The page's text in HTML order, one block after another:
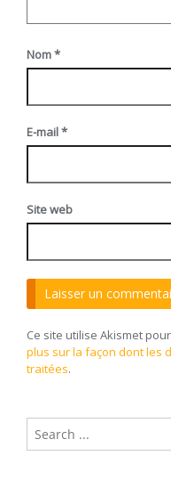
Nom*
E-mail*
Site web
Ce site utilise Akismet
plus sur la façon dont les
traitées.